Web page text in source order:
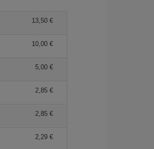
13,50 €
10,00 €
5,00 €
2,85 €
2,85 €
2,29 €